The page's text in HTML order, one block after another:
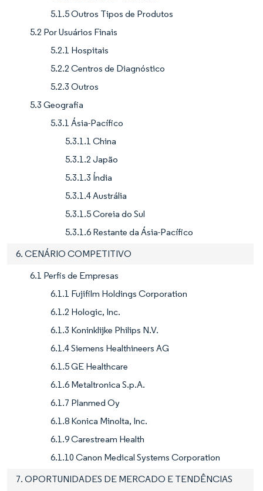
5.1.5 Outros Tipos de Produtos
5.2 Por Usuários Finais
5.2.1 Hospitais
5.2.2 Centros de Diagnóstico
5.2.3 Outros
5.3 Geografia
5.3.1 Ásia-Pacífico
5.3.1.1 China
5.3.1.2 Japão
5.3.1.3 Índia
5.3.1.4 Austrália
5.3.1.5 Coreia do Sul
5.3.1.6 Restante da Ásia-Pacífico
6. CENÁRIO COMPETITIVO
6.1 Perfis de Empresas
6.1.1 Fujifilm Holdings Corporation
6.1.2 Hologic, Inc.
6.1.3 Koninklijke Philips N.V.
6.1.4 Siemens Healthineers AG
6.1.5 GE Healthcare
6.1.6 Metaltronica S.p.A.
6.1.7 Planmed Oy
6.1.8 Konica Minolta, Inc.
6.1.9 Carestream Health
6.1.10 Canon Medical Systems Corporation
7. OPORTUNIDADES DE MERCADO E TENDÊNCIAS